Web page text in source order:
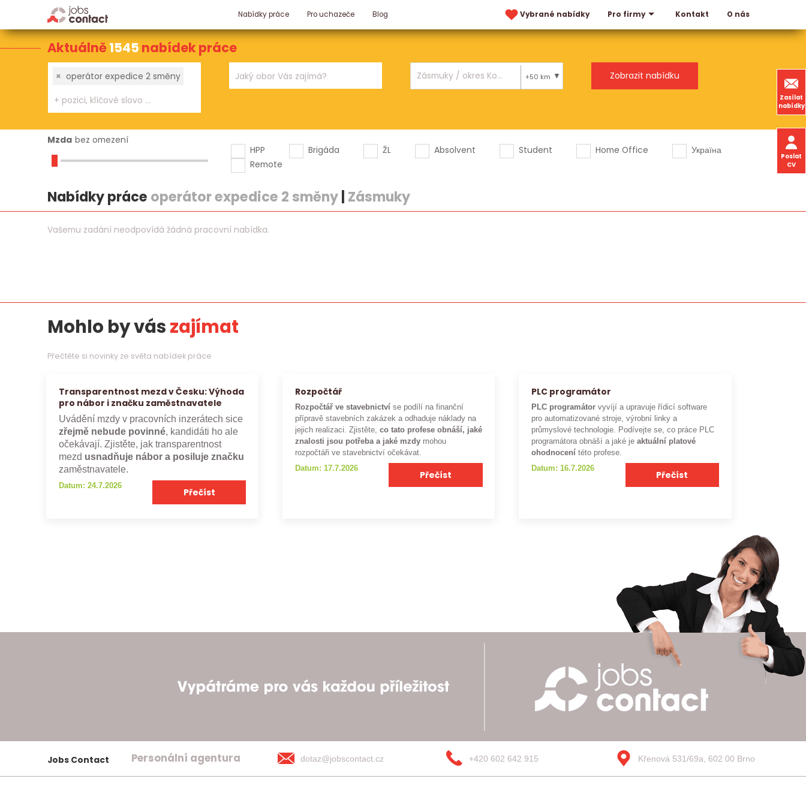
Nabídky práce Pro uchazeče Blog Vybrané nabídky Pro firmy Kontakt O nás
Zasílat
nabídky
Poslat
CV
Aktuálně1545 nabídek práce
× operátor expedice 2 směny +50 km
Mzda bez omezení
HPP
Brigáda ŽL Absolvent Student Home Office
Україна
Remote
Nabídky práce operátor expedice 2 směny| Zásmuky
Vašemu zadání neodpovídá žádná pracovní nabídka.
Mohlo by vászajímat
Přečtěte si novinky ze světa nabídek práce
Transparentnost mezd v Česku: Výhoda
pro nábor i značku zaměstnavatele
Uvádění mzdy v pracovních inzerátech sice
zřejmě nebude povinné, kandidáti ho ale
očekávají. Zjistěte, jak transparentnost
mezd usnadňuje nábor a posiluje značku
zaměstnavatele.
Datum: 24.7.2026
Přečíst
Rozpočtář
Rozpočtář ve stavebnictví se podílí na finanční
přípravě stavebních zakázek a odhaduje náklady na
jejich realizaci. Zjistěte,co tato profese obnáší, jaké
znalosti jsou potřeba a jaké mzdy mohou
rozpočtáři ve stavebnictví očekávat.
Datum: 17.7.2026
Přečíst
PLC programátor
PLC programátor vyvíjí a upravuje řídicí software
pro automatizované stroje, výrobní linky a
průmyslové technologie. Podívejte se, co práce PLC
programátora obnáší a jaké je aktuální platové
ohodnocení této profese.
Datum: 16.7.2026
Přečíst
Jobs Contact Personální agentura dotaz@jobscontact.cz +420 602 642 915 Křenová 531/69a, 602 00 Brno